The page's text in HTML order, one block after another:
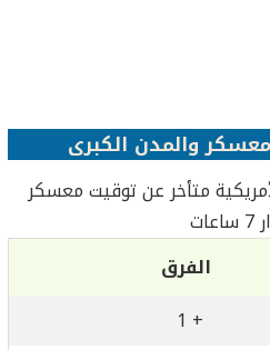
والمدن الكبرى
متأخر عن توقيت معسكر
الفرق
+ 1